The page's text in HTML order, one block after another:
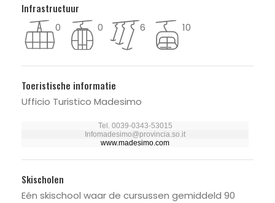
Infrastructuur
0 0 6 10
Toeristische informatie
Ufficio Turistico Madesimo
Tel. 0039-0343-53015
Infomadesimo@provincia.so.it
www.madesimo.com
Skischolen
Eén skischool waar de cursussen gemiddeld 90